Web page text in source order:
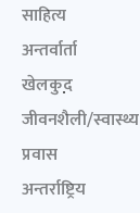
साहित्य
अन्तर्वार्ता
खेलकुद़़
जीवनशैली/स्वास्थ्य
प्रवास
अन्तर्राष्ट्रिय